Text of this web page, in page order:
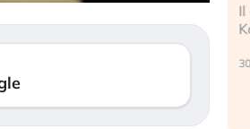
Il crollo della bolla AI travolge
Kospi, mentre gli investitori